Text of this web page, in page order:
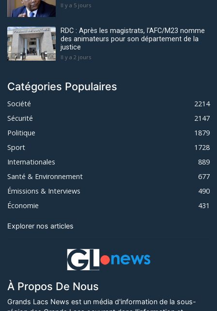
Il y a 5 jours
RDC : Après les magistrats, l’AFC/M23 nomme
des animateurs pour son département de la
justice
Il y a 2 jours
Catégories Populaires
Société
2214
Sécurité
2147
Politique
1879
Sport
1728
Internationales
889
Santé & Environnement
677
Émissions & Interviews
490
Économie
431
Explorer nos articles
À Propos De Nous
Grands Lacs News est un média d'information de la sous-